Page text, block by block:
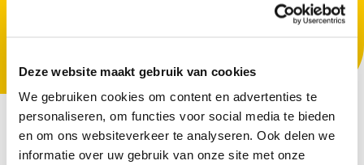
Deze website maakt gebruik van cookies
We gebruiken cookies om content en advertenties te
personaliseren, om functies voor social media te bieden
en om ons websiteverkeer te analyseren. Ook delen we
informatie over uw gebruik van onze site met onze